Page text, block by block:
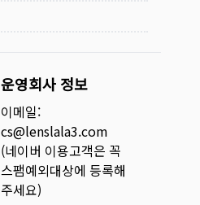
운영회사 정보
이메일:
cs@lenslala3.com
(네이버 이용고객은 꼭
스팸예외대상에 등록해
주세요)